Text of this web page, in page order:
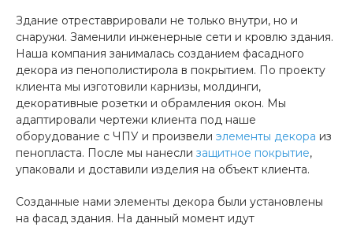
Здание отреставрировали не только внутри, но и
снаружи. Заменили инженерные сети и кровлю здания.
Наша компания занималась созданием фасадного
декора из пенополистирола в покрытием. По проекту
клиента мы изготовили карнизы, молдинги,
декоративные розетки и обрамления окон. Мы
адаптировали чертежи клиента под наше
оборудование с ЧПУ и произвели элементы декора из
пенопласта. После мы нанесли защитное покрытие,
упаковали и доставили изделия на объект клиента.
Созданные нами элементы декора были установлены
на фасад здания. На данный момент идут